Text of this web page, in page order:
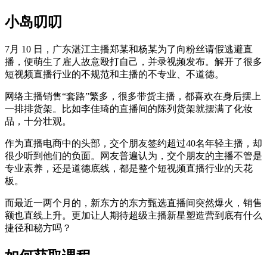
小岛叨叨
7月 10 日，广东湛江主播郑某和杨某为了向粉丝请假逃避直
播，便萌生了雇人故意殴打自己，并录视频发布。解开了很多
短视频直播行业的不规范和主播的不专业、不道德。
网络主播销售“套路”繁多，很多带货主播，都喜欢在身后摆上
一排排货架。比如李佳琦的直播间的陈列货架就摆满了化妆
品，十分壮观。
作为直播电商中的头部，交个朋友签约超过40名年轻主播，却
很少听到他们的负面。网友普遍认为，交个朋友的主播不管是
专业素养，还是道德底线，都是整个短视频直播行业的天花
板。
而最近一两个月的，新东方的东方甄选直播间突然爆火，销售
额也直线上升。更加让人期待超级主播新星塑造营到底有什么
捷径和秘方吗？